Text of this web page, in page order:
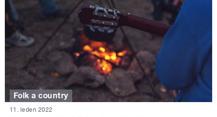
Folk a country
11. leden 2022